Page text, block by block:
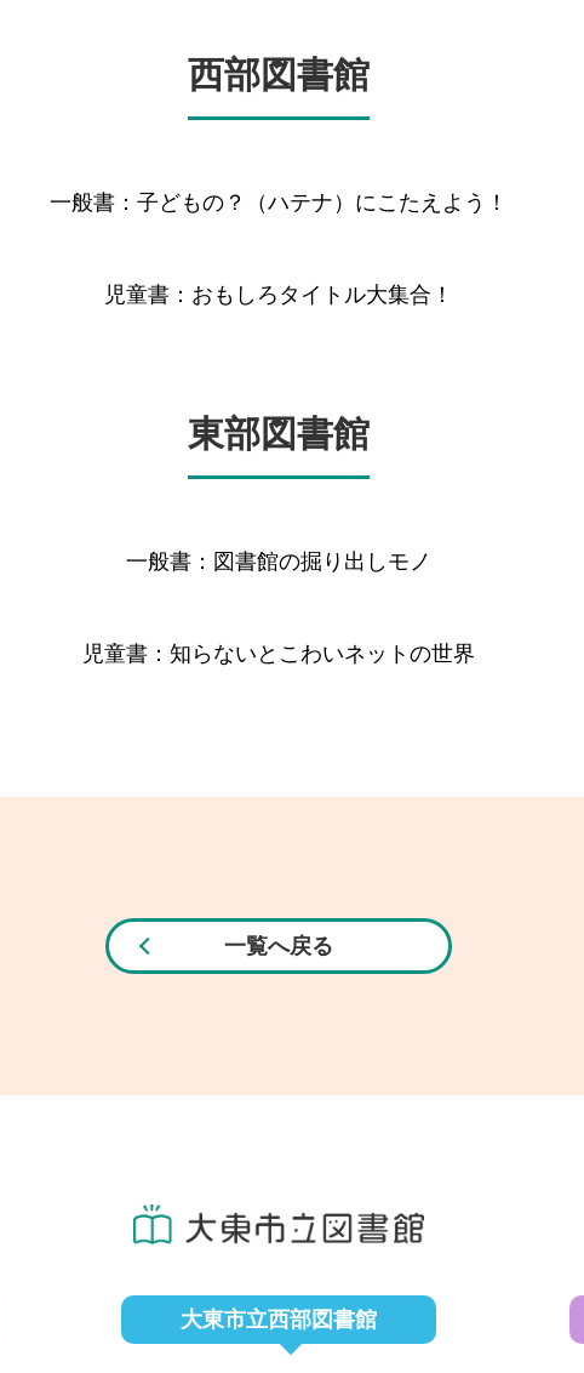
西部図書館
一般書：子どもの？（ハテナ）にこたえよう！
児童書：おもしろタイトル大集合！
東部図書館
一般書：図書館の掘り出しモノ
児童書：知らないとこわいネットの世界
一覧へ戻る
大東市立西部図書館